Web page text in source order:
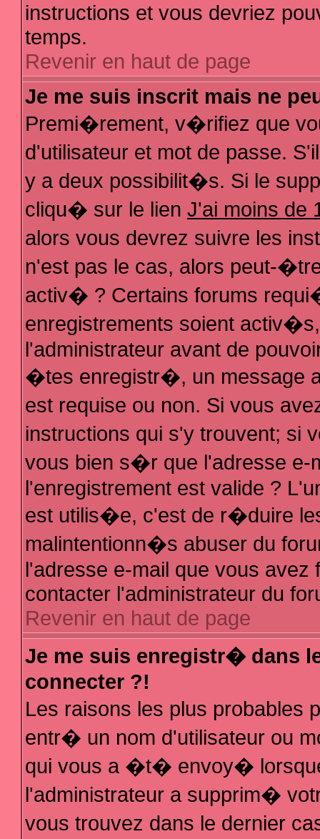
instructions et vous devriez
temps.
Revenir en haut de page
Je me suis inscrit mais ne
Premi�rement, v�rifiez que
d'utilisateur et mot de passe.
y a deux possibilit�s. Si le
cliqu� sur le lien J'ai moins de
alors vous devrez suivre les
n'est pas le cas, alors peut-
activ� ? Certains forums
enregistrements soient
l'administrateur avant de
�tes enregistr�, un message
est requise ou non. Si vous
instructions qui s'y trouvent;
vous bien s�r que l'adresse e-
l'enregistrement est valide ?
est utilis�e, c'est de r�duire
malintentionn�s abuser du
l'adresse e-mail que vous
contacter l'administrateur du
Revenir en haut de page
Je me suis enregistr� dans
connecter ?!
Les raisons les plus probables
entr� un nom d'utilisateur ou
qui vous a �t� envoy�
l'administrateur a supprim�
vous trouvez dans le dernier